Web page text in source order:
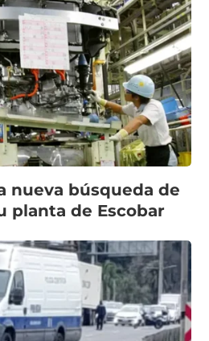
nueva búsqueda de
planta de Escobar